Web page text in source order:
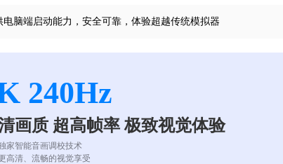
脑端启动能力，安全可靠，体验超越传统模拟器
240Hz
画质 超高帧率 极致视觉体验
家智能音画调校技术
高清、流畅的视觉享受